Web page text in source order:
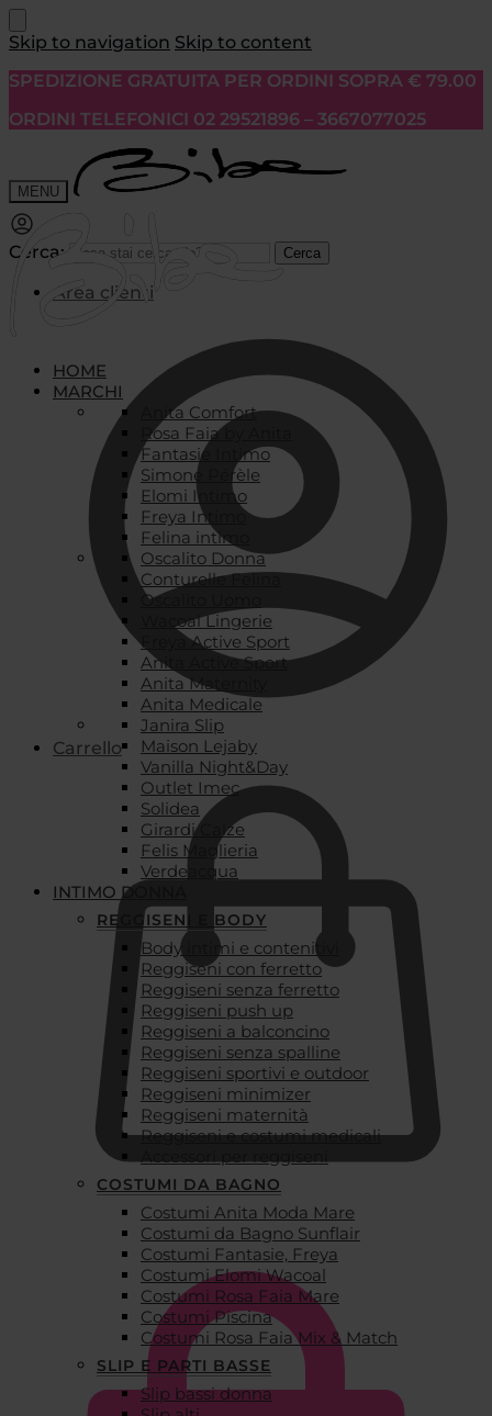
Skip to navigation Skip to content
SPEDIZIONE GRATUITA PER ORDINI SOPRA € 79.00
ORDINI TELEFONICI 02 29521896 – 3667077025
MENU
Cerca: Cerca
Area clienti
Carrello
HOME
MARCHI
Anita Comfort
Rosa Faia by Anita
Fantasie Intimo
Simone Pérèle
Elomi Intimo
Freya Intimo
Felina intimo
Oscalito Donna
Conturelle Felina
Oscalito Uomo
Wacoal Lingerie
Freya Active Sport
Anita Active Sport
Anita Maternity
Anita Medicale
Janira Slip
Maison Lejaby
Vanilla Night&Day
Outlet Imec
Solidea
Girardi Calze
Felis Maglieria
Verdeacqua
INTIMO DONNA
REGGISENI E BODY
Body intimi e contenitivi
Reggiseni con ferretto
Reggiseni senza ferretto
Reggiseni push up
Reggiseni a balconcino
Reggiseni senza spalline
Reggiseni sportivi e outdoor
Reggiseni minimizer
Reggiseni maternità
Reggiseni e costumi medicali
Accessori per reggiseni
COSTUMI DA BAGNO
Costumi Anita Moda Mare
Costumi da Bagno Sunflair
Costumi Fantasie, Freya
Costumi Elomi Wacoal
Costumi Rosa Faia Mare
Costumi Piscina
Costumi Rosa Faia Mix & Match
SLIP E PARTI BASSE
Slip bassi donna